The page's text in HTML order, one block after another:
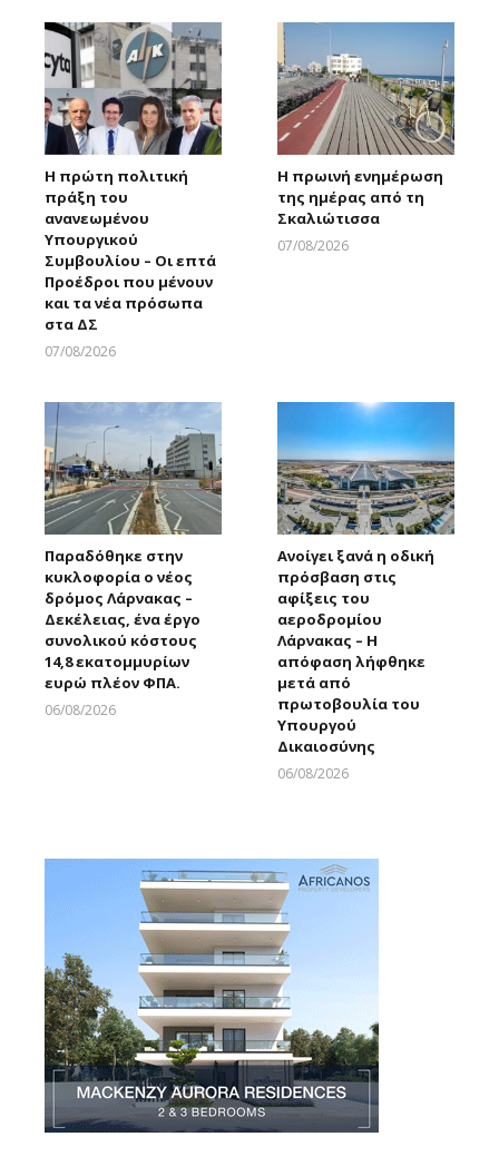
Η πρώτη πολιτική
πράξη του
ανανεωμένου
Υπουργικού
Συμβουλίου – Οι επτά
Προέδροι που μένουν
και τα νέα πρόσωπα
στα ΔΣ
07/08/2026
Η πρωινή ενημέρωση
της ημέρας από τη
Σκαλιώτισσα
07/08/2026
Παραδόθηκε στην
κυκλοφορία ο νέος
δρόμος Λάρνακας –
Δεκέλειας, ένα έργο
συνολικού κόστους
14,8 εκατομμυρίων
ευρώ πλέον ΦΠΑ.
06/08/2026
Ανοίγει ξανά η οδική
πρόσβαση στις
αφίξεις του
αεροδρομίου
Λάρνακας – Η
απόφαση λήφθηκε
μετά από
πρωτοβουλία του
Υπουργού
Δικαιοσύνης
06/08/2026